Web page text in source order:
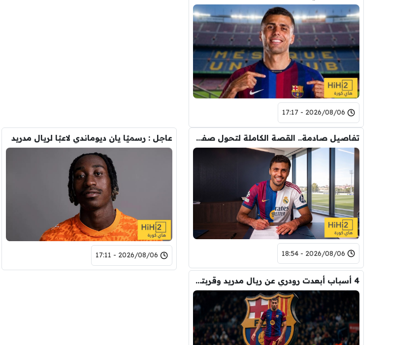
2026/08/06 - 17:17
تفاصيل صادمة.. القصة الكاملة لتحول صفقة رودري من ريال مدريد الى برشلونة
2026/08/06 - 18:54
عاجل : رسميًا يان ديوماندي لاعبًا لريال مدريد
2026/08/06 - 17:11
4 أسباب أبعدت رودري عن ريال مدريد وقربته من برشلونة